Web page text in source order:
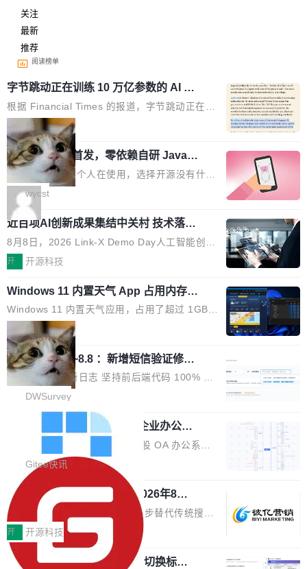
关注
最新
推荐
阅读榜单
字节跳动正在训练 10 万亿参数的 AI 模
型
根据 Financial Times 的报道，字节跳动正在训
练一个 10 万亿参数的 AI 模型，目前处于预训练
阶段。 10 万亿是什么概念？Anthropic 目前最
大的模型 Mythos 5 约 8 万亿参数。DeepSeek
V4-Pro 是 1.6 万亿。月之暗面的 Kimi K3 是 2.
8 万亿。美团 LongCat-2.0 是 1.6 万亿。字节
跳动的这个未命名模型，直接跳到了 10 万亿。
预训练通常需要 3 到 6 个月，之后还有微调阶
段。按这个时间线，最早可能在 2026 年底或 2
027 年初发布。 这个节点很微妙。Anthropic 刚
在 5 月发布了 Mythos 5...
局
wastnet 开源首发，零依赖自研 Java H
TTP/2 框架，性能对标 Undertow !
这个项目一直是个人在使用，选择开源没有什么
动机理由，就是想开源了，如果非要说一个，那
就是它多少弥补了国产 Java 自研 HTTP/2 框架
这块空白——放眼国产 Java 生态，能拿出手的
HTTP/2 网络框架，要么闭源，要么底层建立在
Netty 之上，真正自研的 Java 实现几乎没有。
wastnet 是一款完全自研、零第三方依赖的轻量
级 Java 网络应用框架，核心基于 JDK 原生 NI
O 构建 Reactor 多路复用模型，不依赖 Netty、
Tomcat 等任何第三方网络库。其 HTTP/2 协议
栈从 HPACK、Huffman 到 ALPN 均为自主实
现，在基准测试中与 Un...
wycst
近百项AI创新成果集结中关村 技术落地
与产业迭代提速
8月8日，2026 Link-X Demo Day人工智能创新
项目展在北京中关村举办。本次活动由星连资
业、学术、投资人士，集中展出近百项覆盖AI芯
片、算力、模型、应用全链条创新项目，聚焦AI
技术产业化落地与资本对接，呈现当前国内AI前
沿技术突破与商业化最新进展。 活动围绕AI学术
研究与产业落地融合展开多维度研讨。星连资本
创始合伙人张鸣晨表示，AI产业化是长期产融结
合过程，早期优质技术项目需持续资本与产业资
者、产业专家、投资人围绕AI前沿技术瓶颈、行
业固有认知重构等议题展开跨界对话，聚焦行业
真实痛点与突破方向...
开 开源科技
Windows 11 内置天气 App 占用内存超
过 1GB
Windows 11 内置天气应用，占用了超过 1GB
内存。 Notebookcheck 的测试发现这个数字
时，反复确认了多次。不是 100MB，不是 500
MB，是 1 个 G。一个显示天气的应用。 Windo
ws 内置应用臃肿早就是老话题了，但一款天气
应用占用内存就超过 1G 还是过于离谱——问题
个嵌在 Edge WebView 里的网页。它不是一个
「应用」，它是一个运行在浏览器引擎里的网
页，外面套了一层 Windows 的壳。 WebView2
本身就是个内存大户。它加载了完整的 Edge 渲
染引擎，包括 JavaScript 引擎...
局
调问更新7.26~8.8 ：新增短信验证修
改，考试能力升级
DWSurvey 更新日志 坚持前后端代码 100% 开
源助力企业建设自主可控的问卷调研系统 官网地
址www.diaowen.net ➔ 源码下载Gitee 仓库 ➔
本次更新新增短信验证修改已答问卷功能，提升
答卷安全性；同时升级考试能力，完善填空题判
分、防切屏等功能体验，并优化多项产品细节，
提升整体使用体验。 新增功能 01. 新增验证手
机号后查看、修改已答问卷功能 02. 新增填空题
判分功能 03. 添加协作管理员支持树形结构选择
体验优化与修复 •页面与体验优化 优化工作台首
页 UI 展示效果，提升页面使用体验。 优化防切
屏提醒规则，调整为每次切屏均触发提示，提升
DWSurvey
勾股 OA v6.0.2 已经发布，企业办公系
勾股 OA v6.0.2 已经发布。 勾股 OA 办公系统
是一款简单实用的开源的企业办公系统。系统集
成了系统设置、附件管理、人事管理、行政管
理、消息管理、资产管理、企业公告、知识网
盘、审批流程设置、办公审批、工作计划、工作
汇报、工作日志、日常办公、财务管理、客户管
理、合同管理、项目管理、任务管理等功能模
块。系统简约，易于功能扩展，方便二次开发，
Gitee快讯
942亿赛道如何选对伙伴？2026年8月G
EO公司推荐
当DeepSeek、豆包等大模型逐步替代传统搜索
成为用户获取信息的主要入口,品牌竞争的逻辑变
了:不再是争抢关键词排名,而是想办法进入AI脱
口而出的那个答案。"GEO公司推荐"这个搜索词
开 开源科技
任意网页划词 AI 问答：不用切换标签页